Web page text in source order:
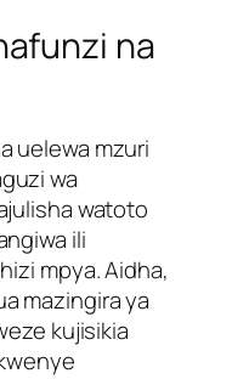
na
uelewa mzuri
wa
watoto
ili
mpya. Aidha,
mazingira ya
kujisikia